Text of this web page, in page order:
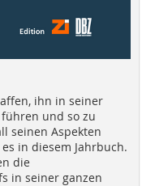
ihn in seiner
und so zu
seinen Aspekten
in diesem Jahrbuch.
die
in seiner ganzen